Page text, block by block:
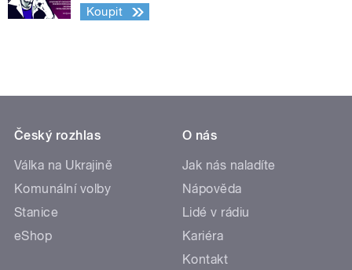
Koupit
Český rozhlas
Válka na Ukrajině
Komunální volby
Stanice
eShop
O nás
Jak nás naladíte
Nápověda
Lidé v rádiu
Kariéra
Kontakt